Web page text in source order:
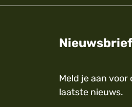
Meld je aan
laatste nieuws.